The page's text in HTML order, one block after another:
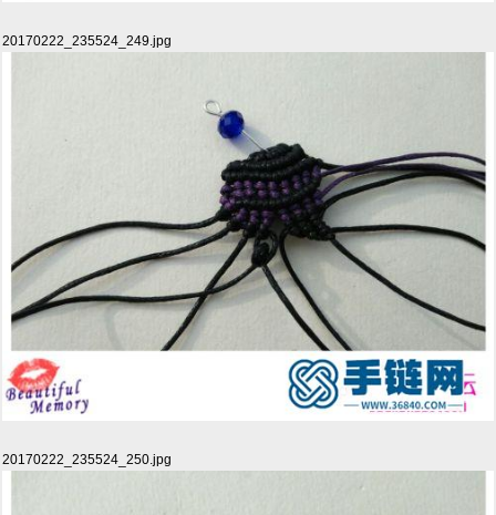
20170222_235524_249.jpg
20170222_235524_250.jpg